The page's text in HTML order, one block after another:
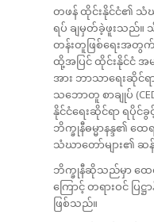
တဖန် ထိုင်းနိုင်ငံ၏ သံဃ
ရပ် ချမှတ်ခဲ့ဖူးသည်။
တန်းတူဖြစ်ရေးအတွက်
ထို့အပြင် ထိုင်းနိုင်ငံ အ
အား ဘာသာရေးဆိုင်ရ
သဘောတူ စာချုပ်
နိုင်ငံရေးဆိုင်ရာ ရပိုင်
ဘိက္ခုနီဓမ္မာနန္ဒ၏ ထ
သံဃာတော်များ၏ ဆန့်
ဘိက္ခုနီဆိုသည်မှာ ထေရ
ကြောင့် တရားဝင် ပ
ဖြစ်သည်။